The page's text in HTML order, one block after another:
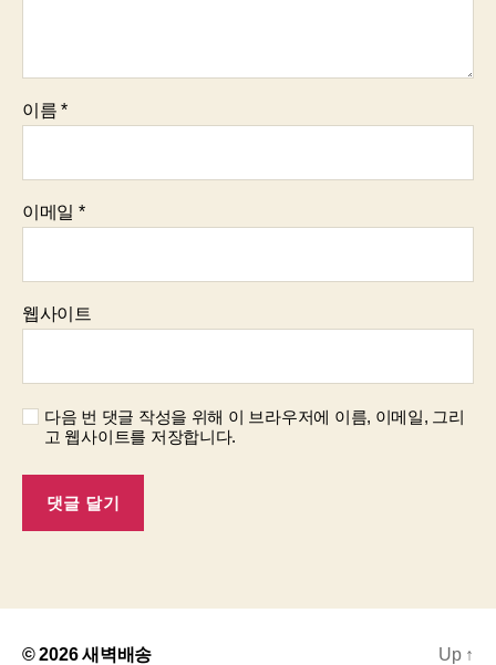
이름*
이메일 *
웹사이트
다음 번 댓글 작성을 위해 이 브라우저에 이름, 이메일, 그리
고 웹사이트를 저장합니다.
© 2026새벽배송 Up ↑